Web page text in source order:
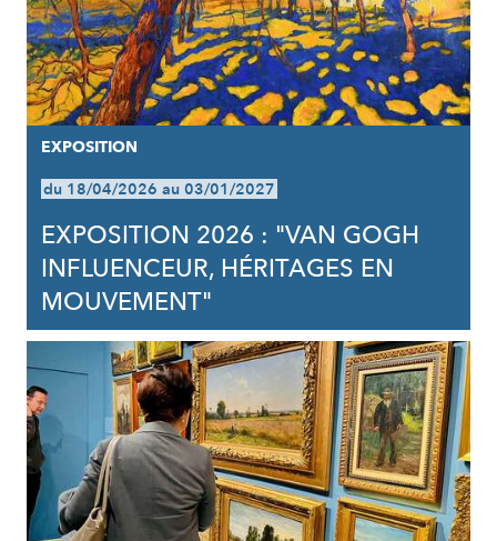
EXPOSITION
du 18/04/2026 au 03/01/2027
EXPOSITION 2026 : "VAN GOGH
INFLUENCEUR, HÉRITAGES EN
MOUVEMENT"